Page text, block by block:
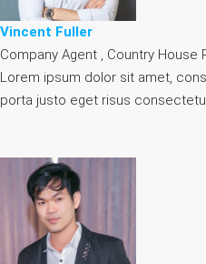
Vincent Fuller
Company Agent , Country House
Lorem ipsum dolor sit amet,
porta justo eget risus